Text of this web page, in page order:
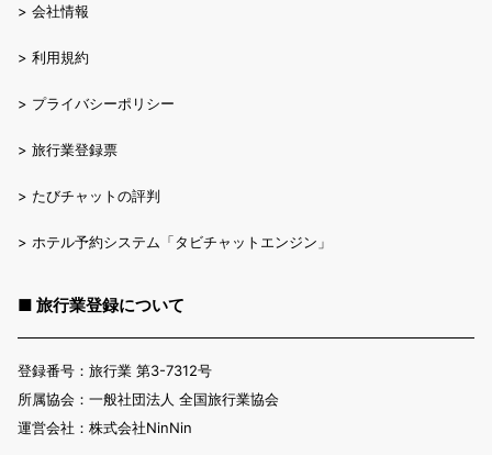
> 会社情報
> 利用規約
> プライバシーポリシー
> 旅行業登録票
> たびチャットの評判
> ホテル予約システム「タビチャットエンジン」
■ 旅行業登録について
登録番号：旅行業 第3-7312号
所属協会：一般社団法人 全国旅行業協会
運営会社：株式会社NinNin